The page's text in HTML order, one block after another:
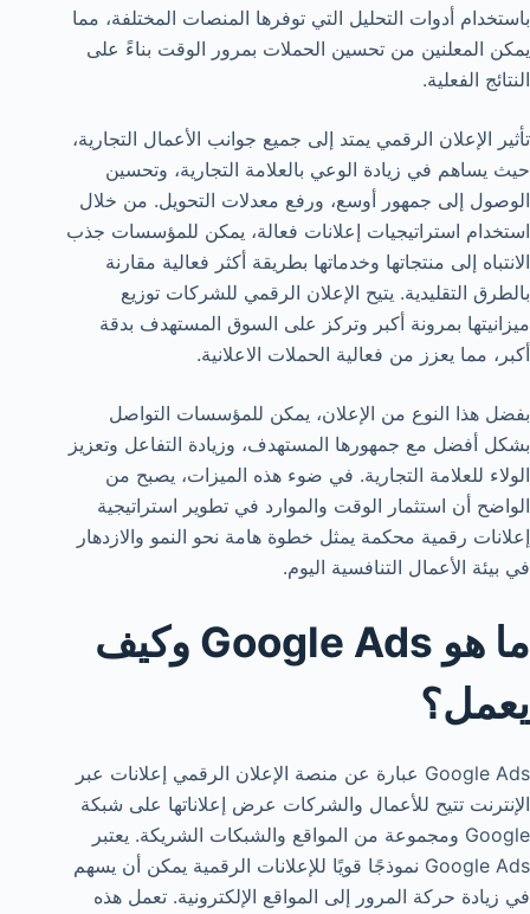
باستخدام أدوات التحليل التي توفرها المنصات المختلفة، مما
يمكن المعلنين من تحسين الحملات بمرور الوقت بناءً على
النتائج الفعلية.
تأثير الإعلان الرقمي يمتد إلى جميع جوانب الأعمال التجارية،
حيث يساهم في زيادة الوعي بالعلامة التجارية، وتحسين
الوصول إلى جمهور أوسع، ورفع معدلات التحويل. من خلال
استخدام استراتيجيات إعلانات فعالة، يمكن للمؤسسات جذب
الانتباه إلى منتجاتها وخدماتها بطريقة أكثر فعالية مقارنة
بالطرق التقليدية. يتيح الإعلان الرقمي للشركات توزيع
ميزانيتها بمرونة أكبر وتركز على السوق المستهدف بدقة
أكبر، مما يعزز من فعالية الحملات الاعلانية.
بفضل هذا النوع من الإعلان، يمكن للمؤسسات التواصل
بشكل أفضل مع جمهورها المستهدف، وزيادة التفاعل وتعزيز
الولاء للعلامة التجارية. في ضوء هذه الميزات، يصبح من
الواضح أن استثمار الوقت والموارد في تطوير استراتيجية
إعلانات رقمية محكمة يمثل خطوة هامة نحو النمو والازدهار
في بيئة الأعمال التنافسية اليوم.
ما هو Google Ads وكيف
يعمل؟
Google Ads عبارة عن منصة الإعلان الرقمي إعلانات عبر
الإنترنت تتيح للأعمال والشركات عرض إعلاناتها على شبكة
Google ومجموعة من المواقع والشبكات الشريكة. يعتبر
Google Ads نموذجًا قويًا للإعلانات الرقمية يمكن أن يسهم
في زيادة حركة المرور إلى المواقع الإلكترونية. تعمل هذه